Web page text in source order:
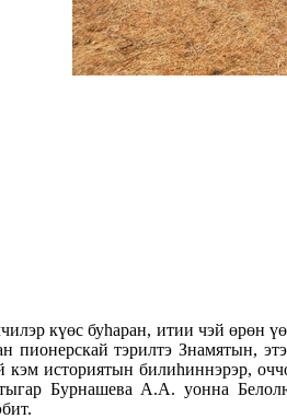
күөс буһаран, итии чэй өрөн
пионерскай тэрилтэ Знамятын,
историятын билиһиннэрэр,
Бурнашева А.А. уонна